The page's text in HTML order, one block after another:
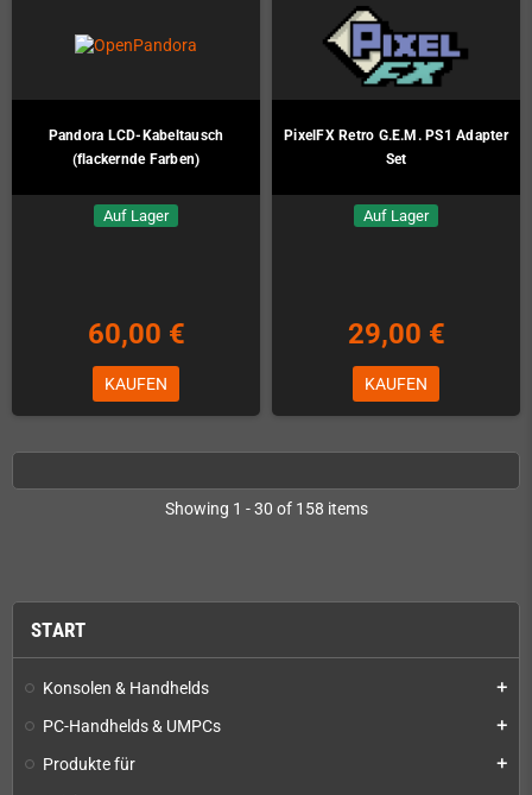
START
Konsolen & Handhelds add
PC-Handhelds & UMPCs add
Produkte für add
Pandora LCD-Kabeltausch
(flackernde Farben)
Auf Lager
60,00 €
KAUFEN
PixelFX Retro G.E.M. PS1 Adapter
Set
Auf Lager
29,00 €
KAUFEN
Showing 1 - 30 of 158 items